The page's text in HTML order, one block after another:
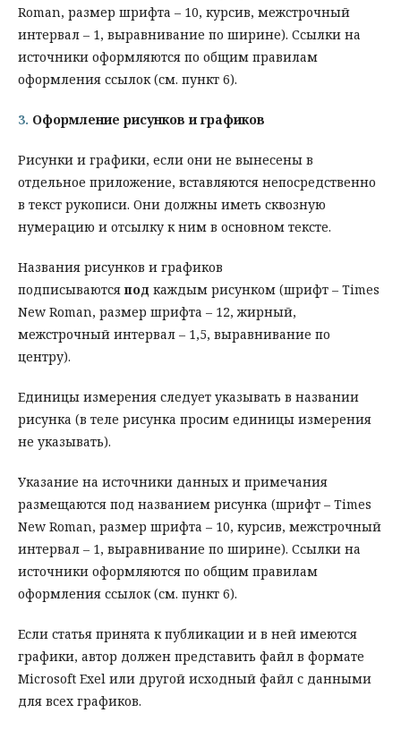
Roman, размер шрифта – 10, курсив, межстрочный
интервал – 1, выравнивание по ширине). Ссылки на
источники оформляются по общим правилам
оформления ссылок (см. пункт 6).
3. Оформление рисунков и графиков
Рисунки и графики, если они не вынесены в
отдельное приложение, вставляются непосредственно
в текст рукописи. Они должны иметь сквозную
нумерацию и отсылку к ним в основном тексте.
Названия рисунков и графиков
подписываютсяпод каждым рисунком (шрифт – Times
New Roman, размер шрифта – 12, жирный,
межстрочный интервал – 1,5, выравнивание по
центру).
Единицы измерения следует указывать в названии
рисунка (в теле рисунка просим единицы измерения
не указывать).
Указание на источники данных и примечания
размещаются под названием рисунка (шрифт – Times
New Roman, размер шрифта – 10, курсив, межстрочный
интервал – 1, выравнивание по ширине). Ссылки на
источники оформляются по общим правилам
оформления ссылок (см. пункт 6).
Если статья принята к публикации и в ней имеются
графики, автор должен представить файл в формате
Microsoft Exel или другой исходный файл с данными
для всех графиков.